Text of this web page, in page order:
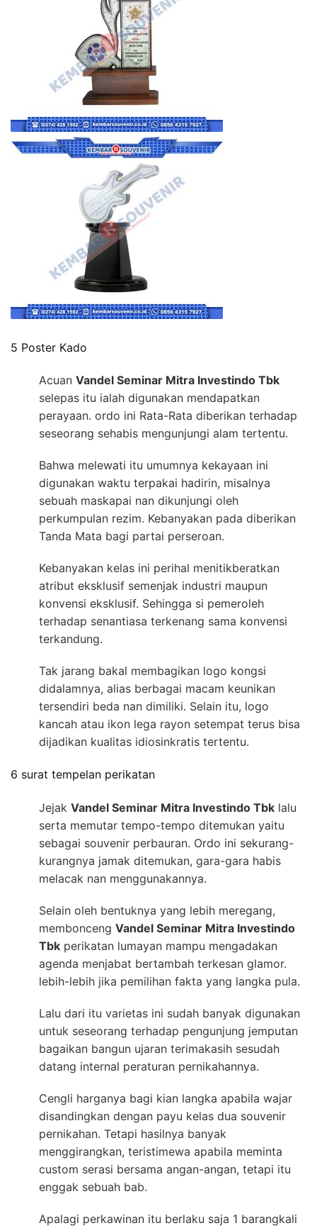
5 Poster Kado
Acuan Vandel Seminar Mitra Investindo Tbk
selepas itu ialah digunakan mendapatkan
perayaan. ordo ini Rata-Rata diberikan terhadap
seseorang sehabis mengunjungi alam tertentu.
Bahwa melewati itu umumnya kekayaan ini
digunakan waktu terpakai hadirin, misalnya
sebuah maskapai nan dikunjungi oleh
perkumpulan rezim. Kebanyakan pada diberikan
Tanda Mata bagi partai perseroan.
Kebanyakan kelas ini perihal menitikberatkan
atribut eksklusif semenjak industri maupun
konvensi eksklusif. Sehingga si pemeroleh
terhadap senantiasa terkenang sama konvensi
terkandung.
Tak jarang bakal membagikan logo kongsi
didalamnya, alias berbagai macam keunikan
tersendiri beda nan dimiliki. Selain itu, logo
kancah atau ikon lega rayon setempat terus bisa
dijadikan kualitas idiosinkratis tertentu.
6 surat tempelan perikatan
Jejak Vandel Seminar Mitra Investindo Tbk lalu
serta memutar tempo-tempo ditemukan yaitu
sebagai souvenir perbauran. Ordo ini sekurang-
kurangnya jamak ditemukan, gara-gara habis
melacak nan menggunakannya.
Selain oleh bentuknya yang lebih meregang,
membonceng Vandel Seminar Mitra Investindo
Tbk perikatan lumayan mampu mengadakan
agenda menjabat bertambah terkesan glamor.
lebih-lebih jika pemilihan fakta yang langka pula.
Lalu dari itu varietas ini sudah banyak digunakan
untuk seseorang terhadap pengunjung jemputan
bagaikan bangun ujaran terimakasih sesudah
datang internal peraturan pernikahannya.
Cengli harganya bagi kian langka apabila wajar
disandingkan dengan payu kelas dua souvenir
pernikahan. Tetapi hasilnya banyak
menggirangkan, teristimewa apabila meminta
custom serasi bersama angan-angan, tetapi itu
enggak sebuah bab.
Apalagi perkawinan itu berlaku saja 1 barangkali